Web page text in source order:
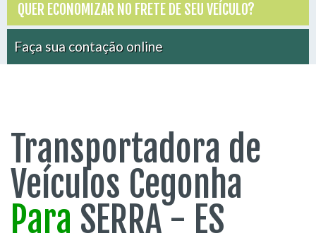
QUER ECONOMIZAR NO FRETE DE SEU VEÍCULO?
Faça sua contação online
Transportadora de
Veículos Cegonha
Para SERRA - ES